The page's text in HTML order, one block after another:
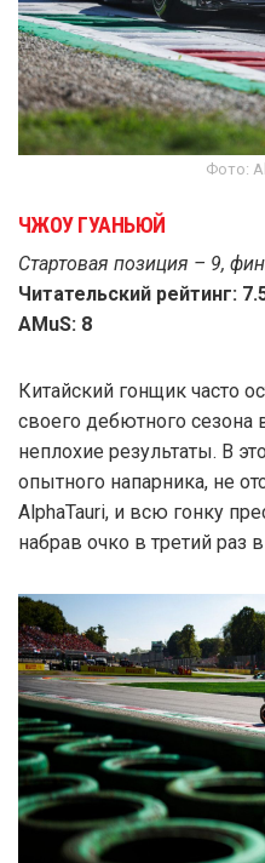
Фото:
ЧЖОУ ГУАНЬЮЙ
Стартовая позиция – 9,
Читательский рейтинг:
AMuS: 8
Китайский гонщик часто
своего дебютного
неплохие результаты. В
опытного напарника, не
AlphaTauri, и всю гонку
набрав очко в третий раз в